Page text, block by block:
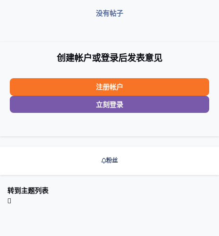
没有帖子
创建帐户或登录后发表意见
注册帐户
立刻登录
粉丝
转到主题列表